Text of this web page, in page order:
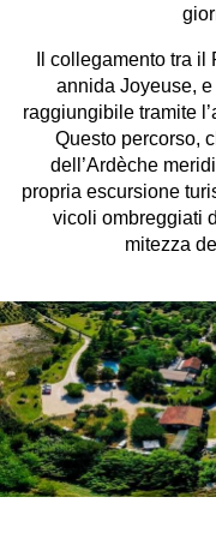
Il collegamento tra
annida Joyeuse,
raggiungibile tramite
Questo percorso,
dell’Ardèche
propria escursione
vicoli ombreggiati
mitezza